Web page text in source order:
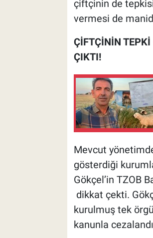
çiftçinin de
vermesi de
ÇİFTÇİNİN
ÇIKTI!
Mevcut
gösterdiği
Gökçel’in TZOB
dikkat çekti.
kurulmuş tek
kanunla